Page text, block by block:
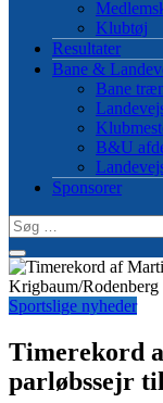
Klubtøj
Resultater
Bane &
Bane
B&U
Sponsorer
Søg
efter:
Sportslige nyheder
Timerekord
parløbssejr